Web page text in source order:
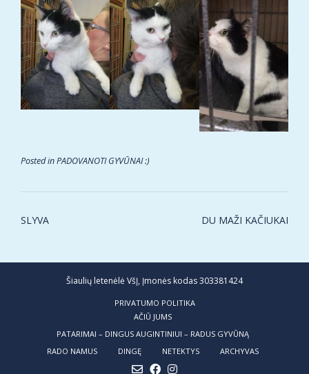
Posted inPADOVANOTI GYVŪNAI :)
Post
SLYVA DU MAŽI KAČIUKAI
Šiaulių letenėlė VšĮ, Įmonės kodas 303381424
PRIVATUMO POLITIKA
AČIŪ JUMS
PATARIMAI – DINGUS AUGINTINIUI – RADUS GYVŪNĄ
RADO NAMUS
DINGĘ NETEKTYS ARCHYVAS